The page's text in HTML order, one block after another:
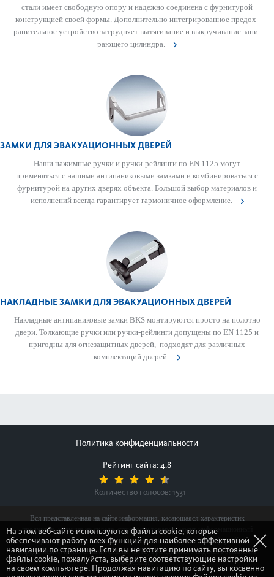
стали имеет свобо­дную опору и надежно соединена с фурнитурой
конструкцией своей формы. Дополнительно интегриро­ванное предо­х­
ранительное устройство затрудняет вытя­гивание и выкручивание запи­
рающего цилиндра.
ЗАМКИ ДЛЯ ЭВАКУАЦИОННЫХ ДВЕРЕЙ
Наши нажимные ручки и ручки-рейлинги по EN 1125 могут
применяться с нашими антипани­к­овыми зам­ками и комб­инироваться с
фурнитурой на других дверях объекта. Большой выбор матер­иалов и
исполнений всегда гар­антирует гар­моничное оформ­ление.
НАКЛАДНЫЕ ЗАМКИ ДЛЯ ЭВАКУАЦИОННЫХ ДВЕРЕЙ
Накладные антипани­к­овые замки BKS монтируются просто на пол­отно
двери. Тол­кающие ручки или ручки-рейлинги допущены по EN 1125 и
пригодны для огнезащитных дверей, подходят для различных
комплектаций дверей.
Политика конфиденциальности
Рейтинг сайта: 4.8
Количество голосов: 1531
Вся представленная на сайте информация, касающаяся характеристик
продуктов, наличия на складе, стоимости товаров, носит информационный
характер и ни при каких условиях не является публичной офертой,
определяемой положениями Статьи 437(2) Гражданского кодекса Российской
Федерации.
На этом веб-сайте используются файлы cookie, которые
обеспечивают работу всех функций для наиболее эффективной
навигации по странице. Если вы не хотите принимать постоянные
файлы cookie, пожалуйста, выберите соответствующие настройки
на своем компьютере. Продолжая навигацию по сайту, вы косвенно